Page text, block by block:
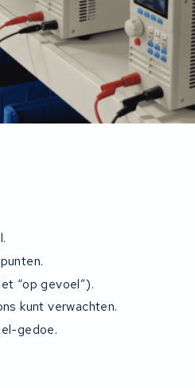
“op gevoel”).
kunt verwachten.
gedoe.